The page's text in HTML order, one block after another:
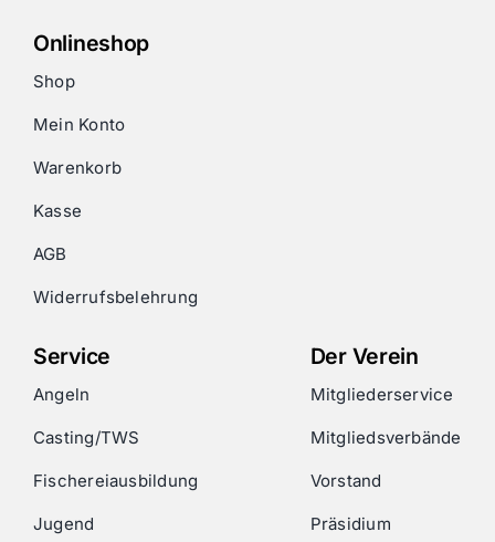
Onlineshop
Shop
Mein Konto
Warenkorb
Kasse
AGB
Widerrufsbelehrung
Service
Angeln
Casting/TWS
Fischereiausbildung
Jugend
Der Verein
Mitgliederservice
Mitgliedsverbände
Vorstand
Präsidium